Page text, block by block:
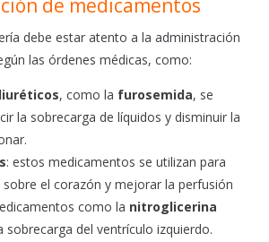
de medicamentos
debe estar atento a la administración
las órdenes médicas, como:
, como la furosemida, se
la sobrecarga de líquidos y disminuir la
: estos medicamentos se utilizan para
el corazón y mejorar la perfusión
como la nitroglicerina
sobrecarga del ventrículo izquierdo.